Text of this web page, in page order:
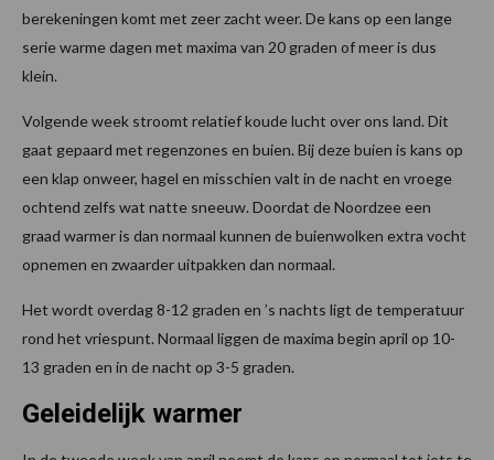
berekeningen komt met zeer zacht weer. De kans op een lange
serie warme dagen met maxima van 20 graden of meer is dus
klein.
Volgende week stroomt relatief koude lucht over ons land. Dit
gaat gepaard met regenzones en buien. Bij deze buien is kans op
een klap onweer, hagel en misschien valt in de nacht en vroege
ochtend zelfs wat natte sneeuw. Doordat de Noordzee een
graad warmer is dan normaal kunnen de buienwolken extra vocht
opnemen en zwaarder uitpakken dan normaal.
Het wordt overdag 8-12 graden en ’s nachts ligt de temperatuur
rond het vriespunt. Normaal liggen de maxima begin april op 10-
13 graden en in de nacht op 3-5 graden.
Geleidelijk warmer